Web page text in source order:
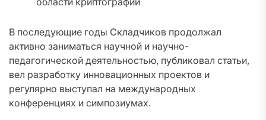
В последующие годы Складчиков продолжал
активно заниматься научной и научно-
педагогической деятельностью, публиковал статьи,
вел разработку инновационных проектов и
регулярно выступал на международных
конференциях и симпозиумах.